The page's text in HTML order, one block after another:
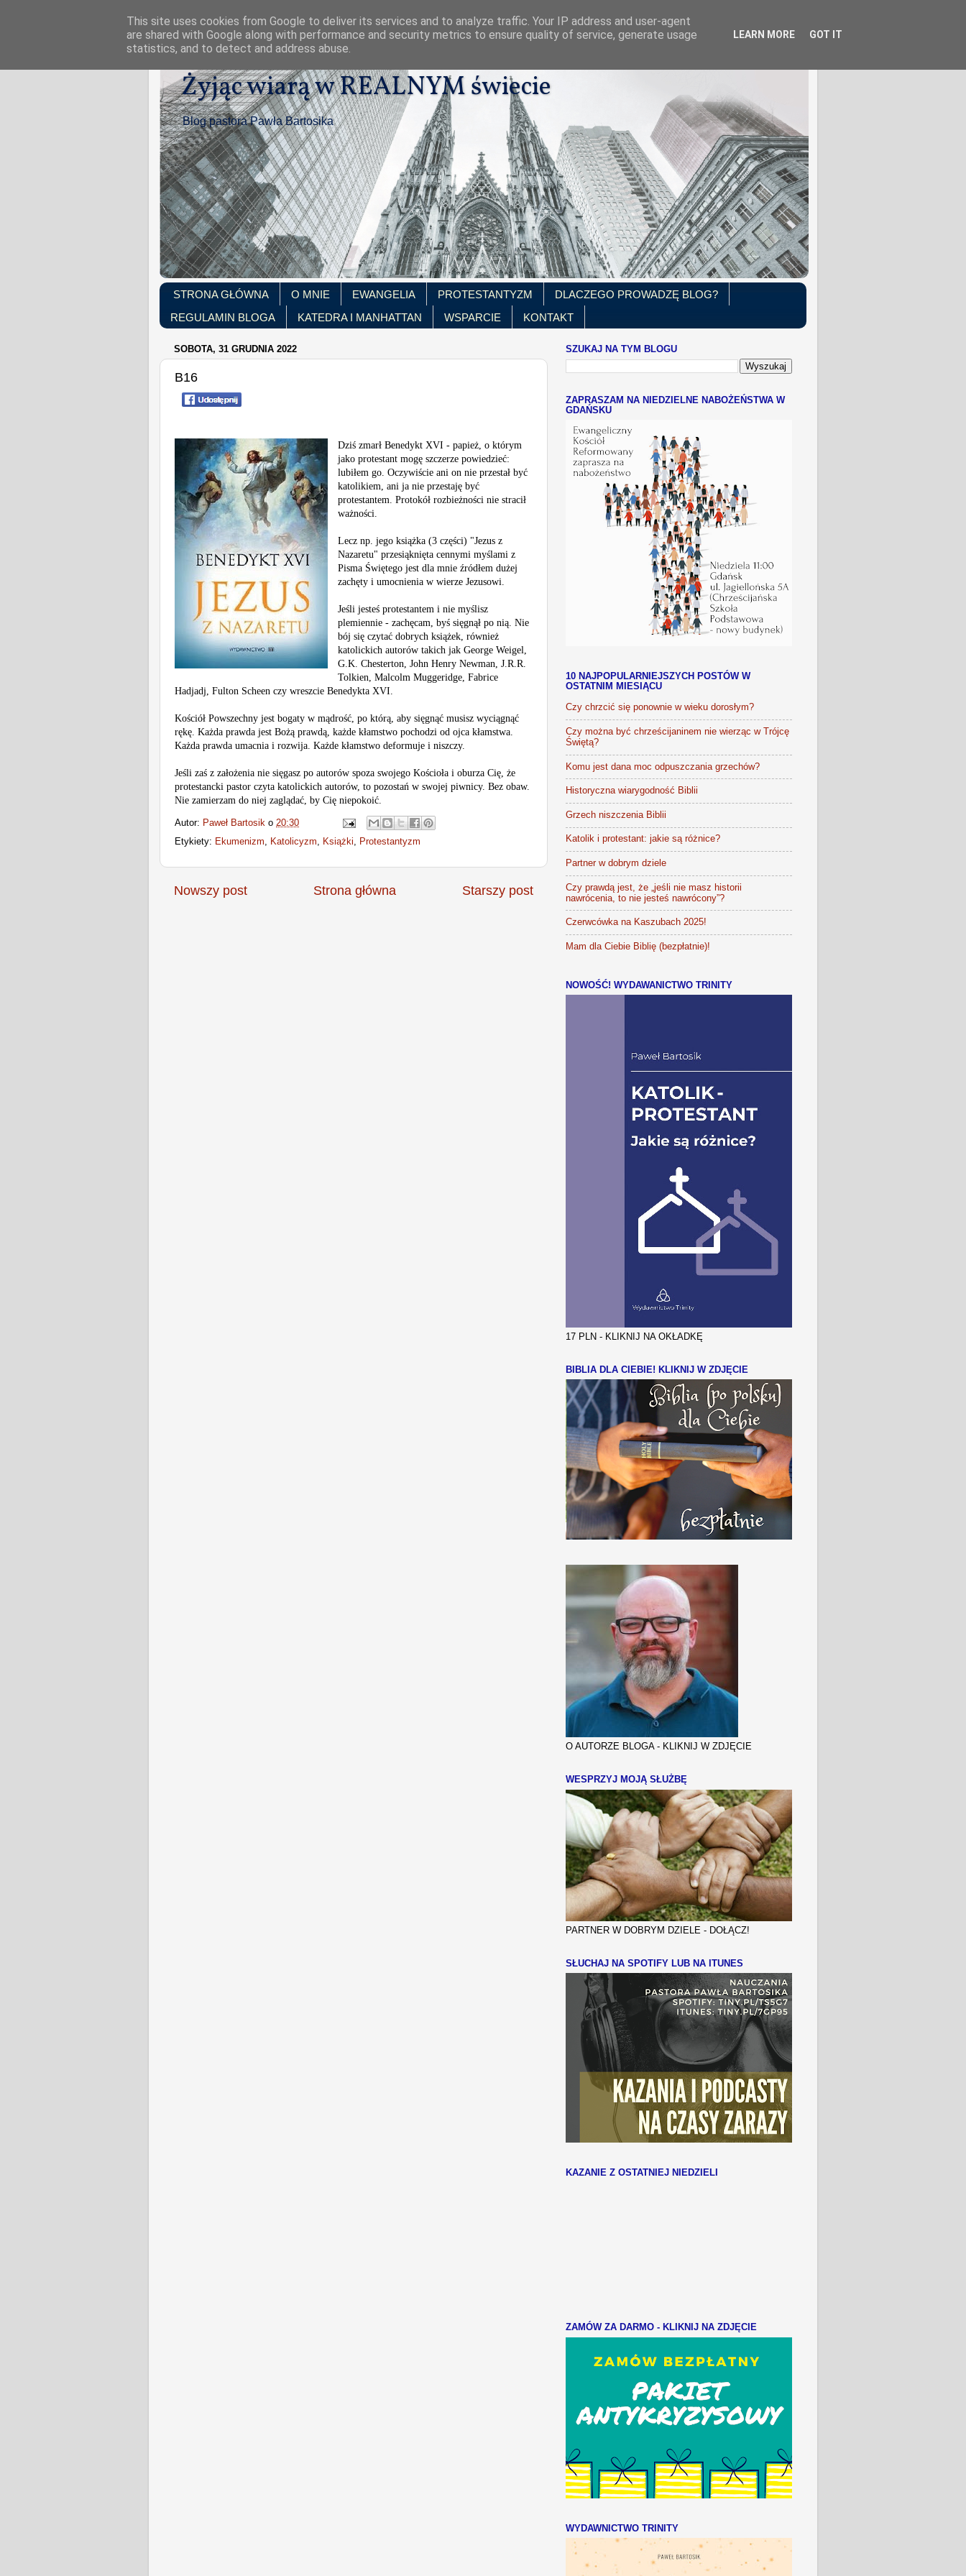
Żyjąc wiarą w REALNYM świecie
Blog pastora Pawła Bartosika
STRONA GŁÓWNA O MNIE EWANGELIA PROTESTANTYZM
DLACZEGO PROWADZĘ BLOG?
REGULAMIN BLOGA
KATEDRA I MANHATTAN WSPARCIE KONTAKT
SOBOTA, 31 GRUDNIA 2022
B16
Dziś zmarł Benedykt XVI - papież, o którym
jako protestant mogę szczerze powiedzieć:
lubiłem go. Oczywiście ani on nie przestał być
katolikiem, ani ja nie przestaję być
protestantem. Protokół rozbieżności nie stracił
ważności.
Lecz np. jego książka (3 części) "Jezus z
Nazaretu" przesiąknięta cennymi myślami z
Pisma Świętego jest dla mnie źródłem dużej
zachęty i umocnienia w wierze Jezusowi.
Jeśli jesteś protestantem i nie myślisz
plemiennie - zachęcam, byś sięgnął po nią. Nie
bój się czytać dobrych książek, również
katolickich autorów takich jak George Weigel,
G.K. Chesterton, John Henry Newman, J.R.R.
Tolkien, Malcolm Muggeridge, Fabrice
Hadjadj, Fulton Scheen czy wreszcie Benedykta XVI.
Kościół Powszechny jest bogaty w mądrość, po którą, aby sięgnąć musisz wyciągnąć
rękę. Każda prawda jest Bożą prawdą, każde kłamstwo pochodzi od ojca kłamstwa.
Każda prawda umacnia i rozwija. Każde kłamstwo deformuje i niszczy.
Jeśli zaś z założenia nie sięgasz po autorów spoza swojego Kościoła i oburza Cię, że
protestancki pastor czyta katolickich autorów, to pozostań w swojej piwnicy. Bez obaw.
Nie zamierzam do niej zaglądać, by Cię niepokoić.
Autor: Paweł Bartosik o 20:30
Etykiety: Ekumenizm, Katolicyzm, Książki, Protestantyzm
Nowszy post Starszy post
Strona główna
SZUKAJ NA TYM BLOGU
ZAPRASZAM NA NIEDZIELNE NABOŻEŃSTWA W
GDAŃSKU
10 NAJPOPULARNIEJSZYCH POSTÓW W
OSTATNIM MIESIĄCU
Czy chrzcić się ponownie w wieku dorosłym?
Czy można być chrześcijaninem nie wierząc w Trójcę
Świętą?
Komu jest dana moc odpuszczania grzechów?
Historyczna wiarygodność Biblii
Grzech niszczenia Biblii
Katolik i protestant: jakie są różnice?
Partner w dobrym dziele
Czy prawdą jest, że „jeśli nie masz historii
nawrócenia, to nie jesteś nawrócony”?
Czerwcówka na Kaszubach 2025!
Mam dla Ciebie Biblię (bezpłatnie)!
NOWOŚĆ! WYDAWANICTWO TRINITY
17 PLN - KLIKNIJ NA OKŁADKĘ
BIBLIA DLA CIEBIE! KLIKNIJ W ZDJĘCIE
O AUTORZE BLOGA - KLIKNIJ W ZDJĘCIE
WESPRZYJ MOJĄ SŁUŻBĘ
PARTNER W DOBRYM DZIELE - DOŁĄCZ!
SŁUCHAJ NA SPOTIFY LUB NA ITUNES
KAZANIE Z OSTATNIEJ NIEDZIELI
ZAMÓW ZA DARMO - KLIKNIJ NA ZDJĘCIE
WYDAWNICTWO TRINITY
This site uses cookies from Google to deliver its services and to analyze traffic. Your IP address and user-agent
are shared with Google along with performance and security metrics to ensure quality of service, generate usage
statistics, and to detect and address abuse.
LEARN MORE GOT IT